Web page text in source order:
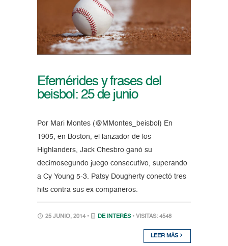
Efemérides y frases del
beisbol: 25 de junio
Por Mari Montes (@MMontes_beisbol) En
1905, en Boston, el lanzador de los
Highlanders, Jack Chesbro ganó su
decimosegundo juego consecutivo, superando
a Cy Young 5-3. Patsy Dougherty conectó tres
hits contra sus ex compañeros.
25 JUNIO, 2014 • DE INTERÉS • VISITAS: 4548
LEER MÁS